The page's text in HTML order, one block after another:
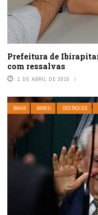
Prefeitura de
com ressalvas
1 DE ABRIL DE 2015
BAHIA BRASIL DESTAQUES